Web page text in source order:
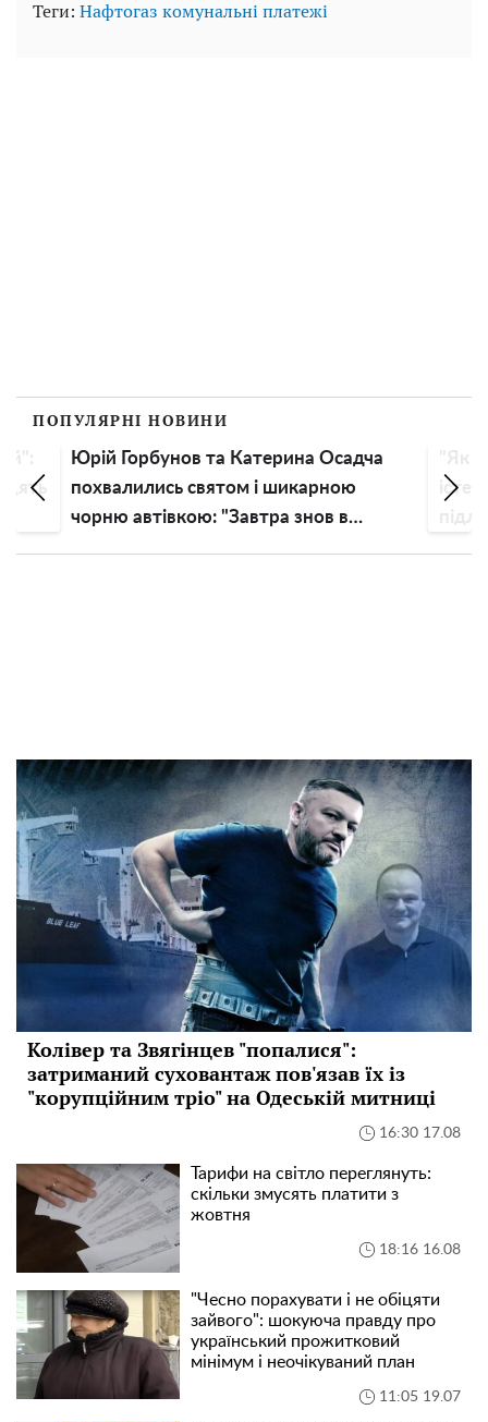
Теги: Нафтогаз комунальні платежі
ПОПУЛЯРНІ НОВИНИ
Юрій Горбунов та Катерина Осадча
похвалились святом і шикарною
чорню автівкою: "Завтра знов в
Колівер та Звягінцев "попалися":
затриманий суховантаж пов'язав їх із
"корупційним тріо" на Одеській митниці
16:30 17.08
Тарифи на світло переглянуть:
скільки змусять платити з
жовтня
18:16 16.08
"Чесно порахувати і не обіцяти
зайвого": шокуюча правду про
український прожитковий
мінімум і неочікуваний план
11:05 19.07